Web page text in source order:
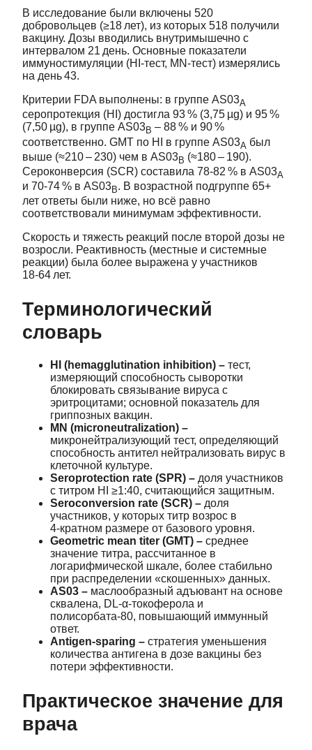
В исследование были включены 520
добровольцев (≥18 лет), из которых 518 получили
вакцину. Дозы вводились внутримышечно с
интервалом 21 день. Основные показатели
иммуностимуляции (HI‑тест, MN‑тест) измерялись
на день 43.
Критерии FDA выполнены: в группе AS03A
серопротекция (HI) достигла 93 % (3,75 µg) и 95 %
(7,50 µg), в группе AS03B – 88 % и 90 %
соответственно. GMT по HI в группе AS03A был
выше (≈210 – 230) чем в AS03B (≈180 – 190).
Сероконверсия (SCR) составила 78‑82 % в AS03A
и 70‑74 % в AS03B. В возрастной подгруппе 65+
лет ответы были ниже, но всё равно
соответствовали минимумам эффективности.
Скорость и тяжесть реакций после второй дозы не
возросли. Реактивность (местные и системные
реакции) была более выражена у участников
18‑64 лет.
Терминологический
словарь
HI (hemagglutination inhibition) – тест,
измеряющий способность сыворотки
блокировать связывание вируса с
эритроцитами; основной показатель для
гриппозных вакцин.
MN (microneutralization) –
микронейтрализующий тест, определяющий
способность антител нейтрализовать вирус в
клеточной культуре.
Seroprotection rate (SPR) – доля участников
с титром HI ≥1:40, считающийся защитным.
Seroconversion rate (SCR) – доля
участников, у которых титр возрос в
4‑кратном размере от базового уровня.
Geometric mean titer (GMT) – среднее
значение титра, рассчитанное в
логарифмической шкале, более стабильно
при распределении «скошенных» данных.
AS03 – маслообразный адъювант на основе
сквалена, DL‑α‑токоферола и
полисорбата‑80, повышающий иммунный
ответ.
Antigen‑sparing – стратегия уменьшения
количества антигена в дозе вакцины без
потери эффективности.
Практическое значение для
врача